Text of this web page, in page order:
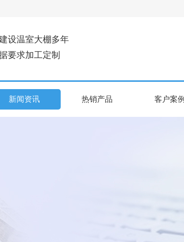
设温室大棚多年
要求加工定制
新闻资讯
新闻资讯
热销产品
热销产品
客户案
客户案例